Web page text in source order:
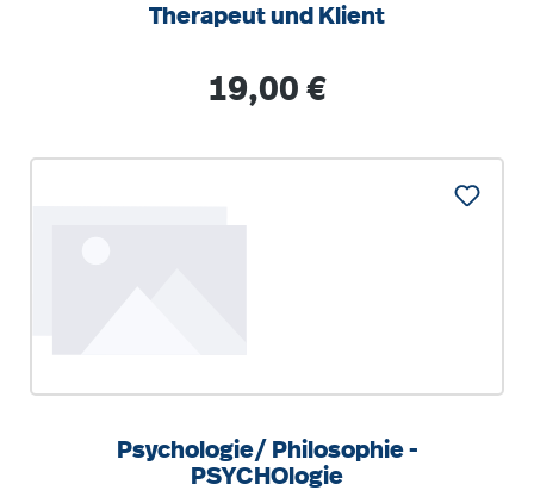
Therapeut und Klient
Regulärer Preis:
19,00 €
Psychologie/ Philosophie -
PSYCHOlogie